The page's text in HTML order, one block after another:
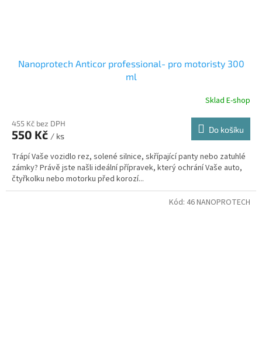
Nanoprotech Anticor professional- pro motoristy 300
ml
Sklad E-shop
455 Kč bez DPH
550 Kč / ks
Do košíku
Trápí Vaše vozidlo rez, solené silnice, skřípající panty nebo zatuhlé
zámky? Právě jste našli ideální přípravek, který ochrání Vaše auto,
čtyřkolku nebo motorku před korozí...
Kód: 46 NANOPROTECH